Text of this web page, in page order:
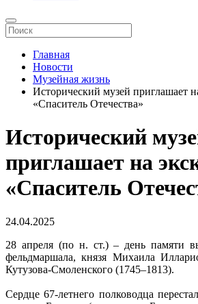
Главная
Новости
Музейная жизнь
Исторический музей приглашает
«Спаситель Отечества»
Исторический
приглашает на
«Спаситель
24.04.2025
28 апреля (по н. ст.) – день памяти
фельдмаршала, князя Михаила
Кутузова-Смоленского (1745–1813).
Сердце 67-летнего полководца